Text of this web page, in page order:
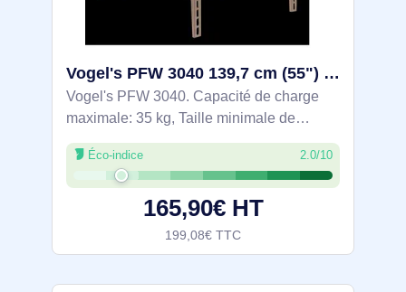
Vogel's PFW 3040 139,7 cm (55") Noir - 7330400
Vogel's PFW 3040. Capacité de charge
maximale: 35 kg, Taille minimale de
l'écran: 99,1 cm (39"), Taille maximale de
l’écran: 139,7 cm (55"), Compatibilité
interface de montage (min): 100 x 100 mm,
Éco-indice 2.0/10
165,90€ HT
199,08€ TTC